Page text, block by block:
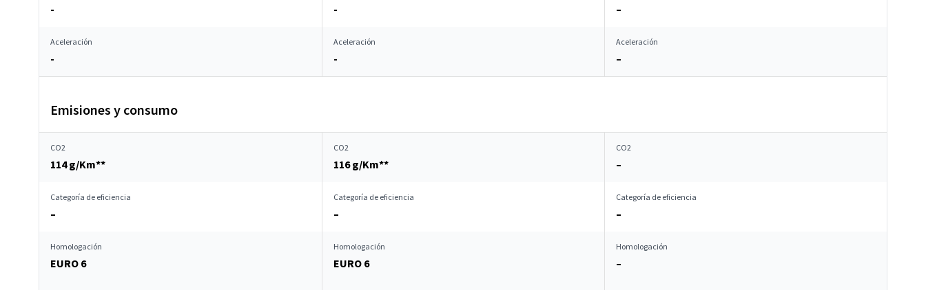
- - –
Aceleración
-
Aceleración
-
Aceleración
–
Emisiones y consumo
CO2
114 g/Km**
CO2
116 g/Km**
CO2
–
Categoría de eficiencia
–
Categoría de eficiencia
–
Categoría de eficiencia
–
Homologación
EURO 6
Homologación
EURO 6
Homologación
–